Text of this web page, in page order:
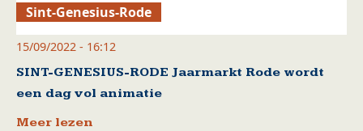
Sint-Genesius-Rode
15/09/2022 - 16:12
SINT-GENESIUS-RODE Jaarmarkt Rode wordt
een dag vol animatie
Meer lezen